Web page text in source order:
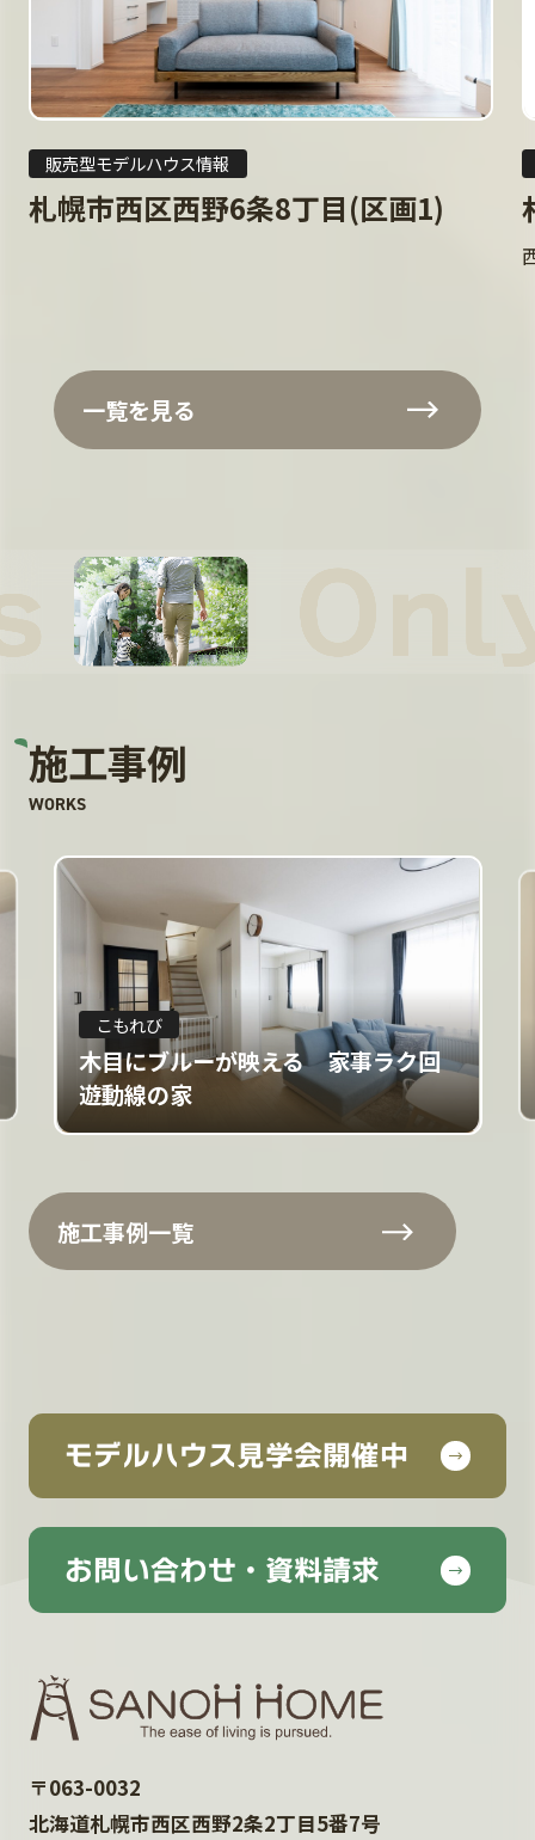
販売型モデルハウス情報
札幌市西区西野6条8丁目(区画1)
一覧を見る
施工事例
WORKS
こもれび
木目にブルーが映える 家事ラク回
遊動線の家
施工事例一覧
モデルハウス見学会開催中
お問い合わせ・資料請求
〒063-0032
北海道札幌市西区西野2条2丁目5番7号